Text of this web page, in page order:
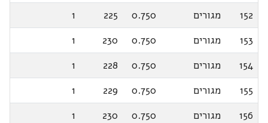
152
מגורים 0.750
225
1
153
מגורים 0.750
230
1
154
מגורים 0.750
228
1
155
מגורים 0.750
229
1
156
מגורים 0.750
230
1